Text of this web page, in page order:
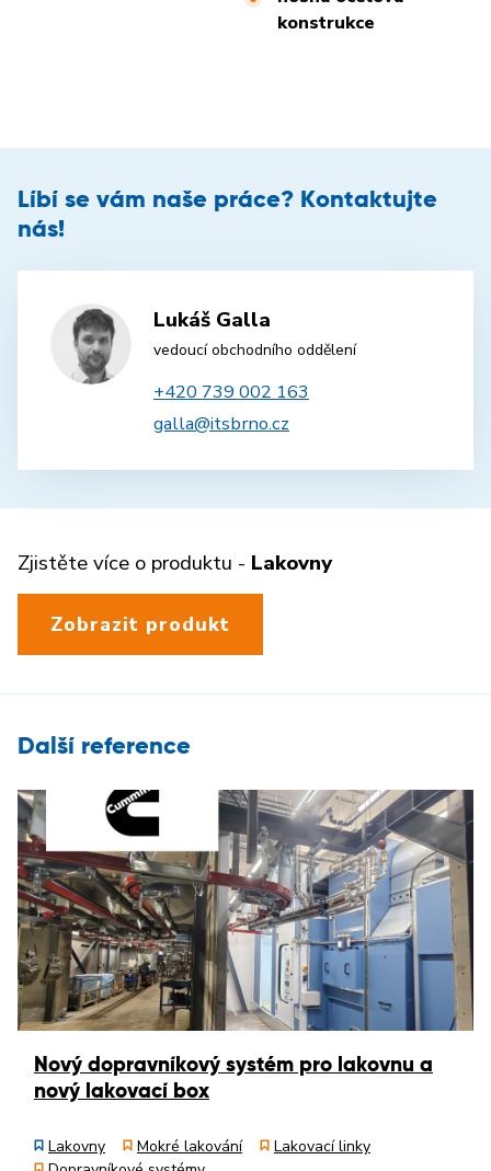
konstrukce
Líbí se vám naše práce? Kontaktujte
nás!
Lukáš Galla
vedoucí obchodního oddělení
+420 739 002 163
galla@itsbrno.cz
Zjistěte více o produktu - Lakovny
Zobrazit produkt
Další reference
Nový dopravníkový systém pro lakovnu a
nový lakovací box
Lakovny Mokré lakování
Lakovací linky